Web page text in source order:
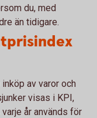
du, med
än tidigare.
av varor och
visas i KPI,
år används för